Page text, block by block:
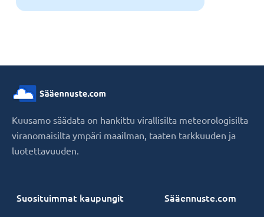
Kuusamo säädata on hankittu virallisilta meteorologisilta
viranomaisilta ympäri maailman, taaten tarkkuuden ja
luotettavuuden.
Suosituimmat kaupungit Sääennuste.com